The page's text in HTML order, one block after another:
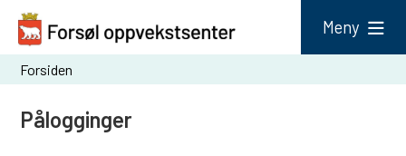
F
o
r
s
Meny
Du
her:
Forsiden
Pålogginger